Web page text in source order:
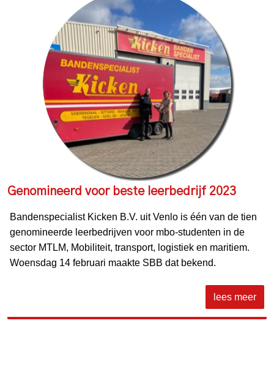
Genomineerd voor beste leerbedrijf 2023
Bandenspecialist Kicken B.V. uit Venlo is één van de tien
genomineerde leerbedrijven voor mbo-studenten in de
sector MTLM, Mobiliteit, transport, logistiek en maritiem.
Woensdag 14 februari maakte SBB dat bekend.
lees meer